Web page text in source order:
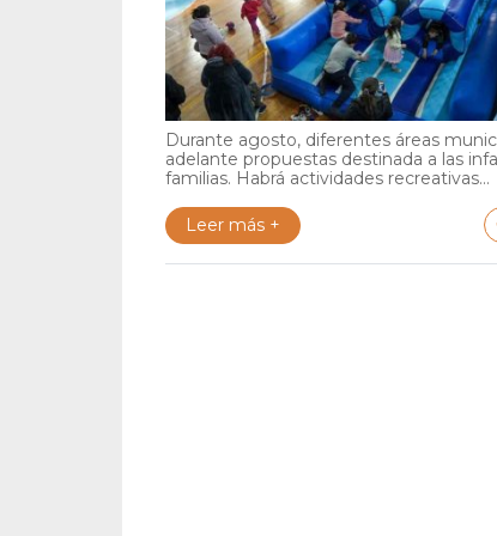
Durante agosto, diferentes áreas
adelante propuestas destinada a las
familias. Habrá actividades recreativas...
Leer más +